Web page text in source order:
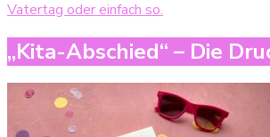
„Kita-Abschied“ – Die